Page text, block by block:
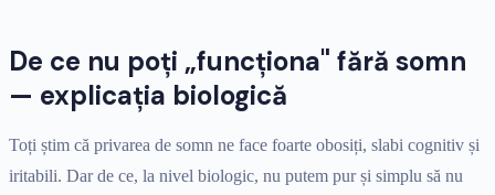
De ce nu poți „funcționa" fără somn
— explicația biologică
Toți știm că privarea de somn ne face foarte obosiți, slabi cognitiv și
iritabili. Dar de ce, la nivel biologic, nu putem pur și simplu să nu